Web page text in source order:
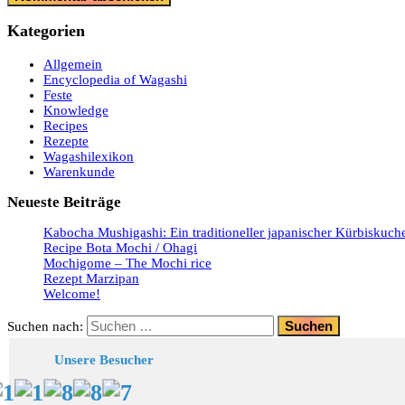
Kategorien
Allgemein
Encyclopedia of Wagashi
Feste
Knowledge
Recipes
Rezepte
Wagashilexikon
Warenkunde
Neueste Beiträge
Kabocha Mushigashi: Ein traditioneller japanischer
Recipe Bota Mochi / Ohagi
Mochigome – The Mochi rice
Rezept Marzipan
Welcome!
Suchen nach:
Unsere Besucher